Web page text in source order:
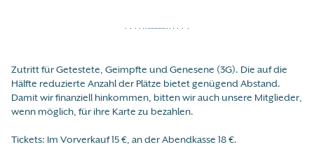
Zutritt für Getestete, Geimpfte und Genesene (3G). Die auf die
Hälfte reduzierte Anzahl der Plätze bietet genügend Abstand.
Damit wir finanziell hinkommen, bitten wir auch unsere Mitglieder,
wenn möglich, für ihre Karte zu bezahlen.
Tickets: Im Vorverkauf 15 €, an der Abendkasse 18 €.